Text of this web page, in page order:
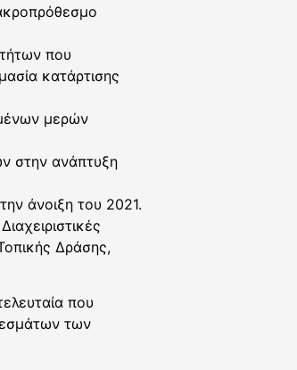
που
κατάρτισης
μερών
στην ανάπτυξη
άνοιξη του 2021.
Δράσης,
που
των